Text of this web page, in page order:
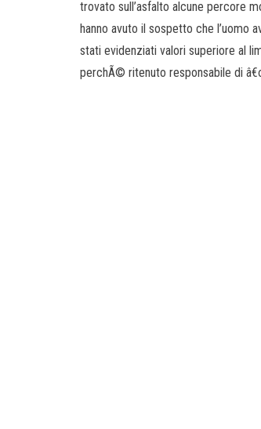
trovato sull’asfalto alcune percore
hanno avuto il sospetto che l’uomo
stati evidenziati valori superiore al
perchÃ© ritenuto responsabile di